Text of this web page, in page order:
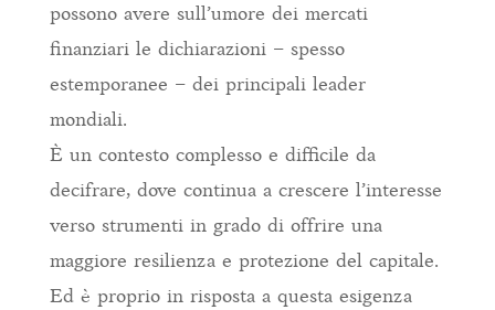
possono avere sull’umore dei mercati
finanziari le dichiarazioni – spesso
estemporanee – dei principali leader
mondiali.
È un contesto complesso e difficile da
decifrare, dove continua a crescere l’interesse
verso strumenti in grado di offrire una
maggiore resilienza e protezione del capitale.
Ed è proprio in risposta a questa esigenza